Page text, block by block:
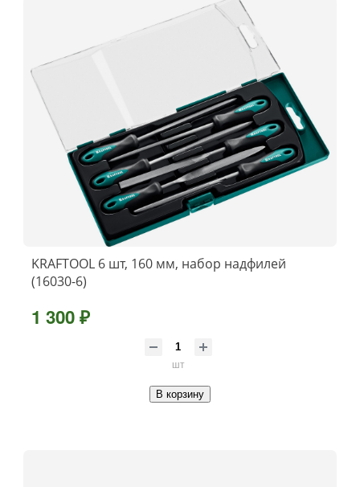
KRAFTOOL 6 шт, 160 мм, набор надфилей
(16030-6)
1 300 ₽
шт
В корзину